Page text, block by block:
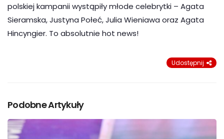
polskiej kampanii wystąpiły młode celebrytki – Agata
Sieramska, Justyna Połeć, Julia Wieniawa oraz Agata
Hincyngier. To absolutnie hot news!
Udostępnij
Podobne Artykuły